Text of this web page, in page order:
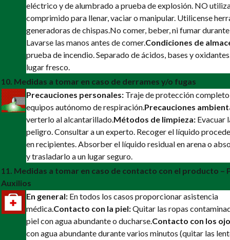
eléctrico y de alumbrado a prueba de explosión. NO
comprimido para llenar, vaciar o manipular. Utilicense
generadoras de chispas.No comer, beber, ni fumar
Lavarse las manos antes de comer.Condiciones de
prueba de incendio. Separado de ácidos, bases y
lugar fresco.
10. Medidas a tomar en caso de derrames y/o fugas
Precauciones personales: Traje de protección
equipos autónomo de respiración.Precauciones
verterlo al alcantarillado.Métodos de limpieza: Evacuar
peligro. Consultar a un experto. Recoger el líquido
en recipientes. Absorber el líquido residual en arena o
y trasladarlo a un lugar seguro.
11. Medidas a tomar en caso de contacto con el producto –
Auxilios
En general: En todos los casos proporcionar asistencia
médica.Contacto con la piel:Quitar las ropas
piel con agua abundante o ducharse.Contacto con los
con agua abundante durante varios minutos (quitar las